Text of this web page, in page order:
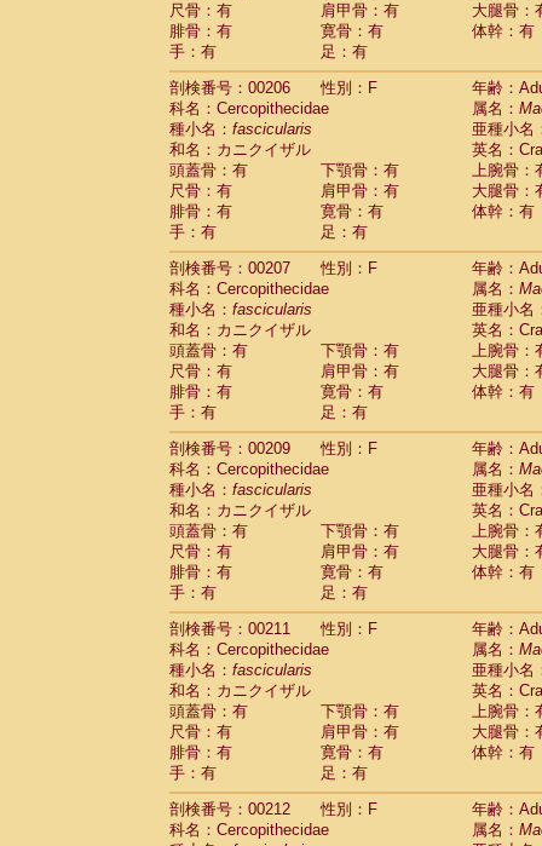
尺骨：有
肩甲骨：有
大腿骨：
腓骨：有
寛骨：有
体幹：有
手：有
足：有
剖検番号：00206
性別：F
年齢：
科名：Cercopithecidae
属名：
種小名： fascicularis
亜種小名
和名：カニクイザル
英名：
頭蓋骨：有
下顎骨：有
上腕骨：
尺骨：有
肩甲骨：有
大腿骨：
腓骨：有
寛骨：有
体幹：有
手：有
足：有
剖検番号：00207
性別：F
年齢：
科名：Cercopithecidae
属名：
種小名： fascicularis
亜種小名
和名：カニクイザル
英名：
頭蓋骨：有
下顎骨：有
上腕骨：
尺骨：有
肩甲骨：有
大腿骨：
腓骨：有
寛骨：有
体幹：有
手：有
足：有
剖検番号：00209
性別：F
年齢：
科名：Cercopithecidae
属名：
種小名： fascicularis
亜種小名
和名：カニクイザル
英名：
頭蓋骨：有
下顎骨：有
上腕骨：
尺骨：有
肩甲骨：有
大腿骨：
腓骨：有
寛骨：有
体幹：有
手：有
足：有
剖検番号：00211
性別：F
年齢：
科名：Cercopithecidae
属名：
種小名： fascicularis
亜種小名
和名：カニクイザル
英名：
頭蓋骨：有
下顎骨：有
上腕骨：
尺骨：有
肩甲骨：有
大腿骨：
腓骨：有
寛骨：有
体幹：有
手：有
足：有
剖検番号：00212
性別：F
年齢：
科名：Cercopithecidae
属名：